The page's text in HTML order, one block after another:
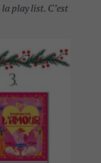
play list. C’est